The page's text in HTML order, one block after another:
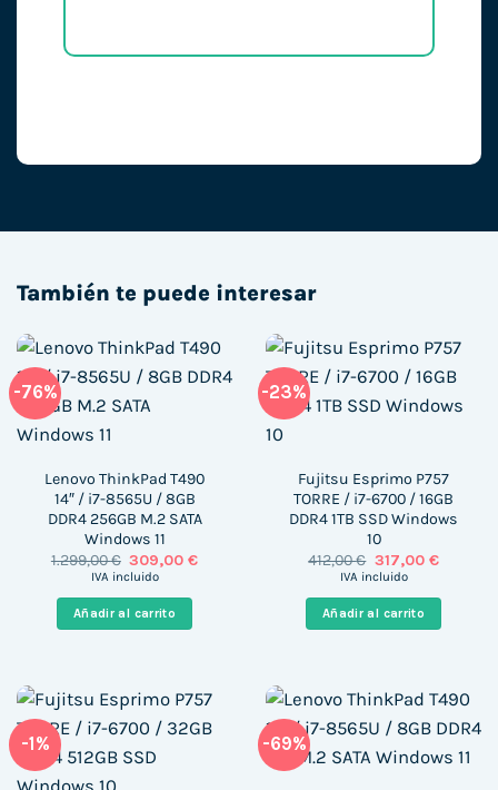
También te puede interesar
-76%
Lenovo ThinkPad T490
14″ / i7-8565U / 8GB
DDR4 256GB M.2 SATA
Windows 11
1.299,00€ El
precio
era:
1.299,00 €.
309,00€El
IVA incluido
Añadir al carrito
-23%
Fujitsu Esprimo P757
TORRE / i7-6700 / 16GB
DDR4 1TB SSD Windows
10
412,00€ El
precio
era:
412,00 €.
317,00 €El
es:
IVA incluido
Añadir al carrito
-1% -69%